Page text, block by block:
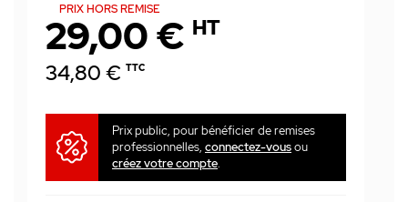
PRIX HORS REMISE
29,00 € HT
34,80 € TTC
Prix public, pour bénéficier de remises
professionnelles, connectez-vousou
créez votre compte.